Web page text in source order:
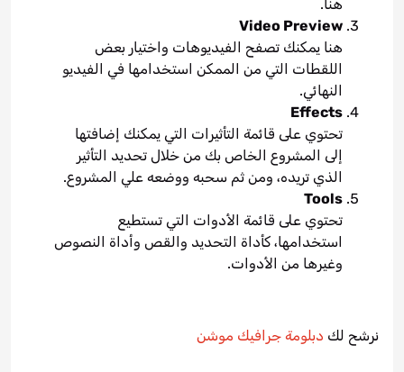
هنا.
Video Preview
هنا يمكنك تصفح الفيديوهات واختيار بعض
اللقطات التي من الممكن استخدامها في الفيديو
النهائي.
Effects
تحتوي على قائمة التأثيرات التي يمكنك إضافتها
إلى المشروع الخاص بك من خلال تحديد التأثير
الذي تريده، ومن ثم سحبه ووضعه علي المشروع.
Tools
تحتوي على قائمة الأدوات التي تستطيع
استخدامها، كأداة التحديد والقص وأداة النصوص
وغيرها من الأدوات.
نرشح لك دبلومة جرافيك موشن